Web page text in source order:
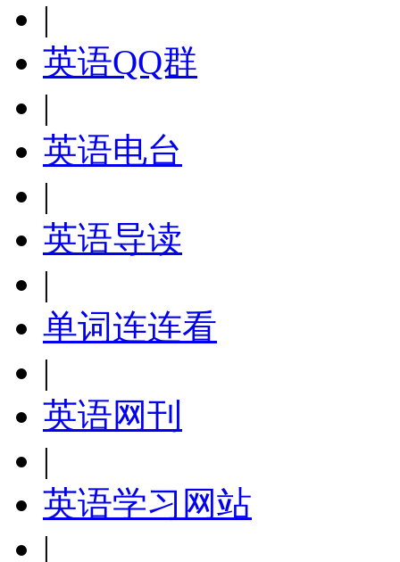
|
英语QQ群
|
英语电台
|
英语导读
|
单词连连看
|
英语网刊
|
英语学习网站
|